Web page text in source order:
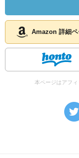
Amazon 詳細ペ
本ページはアフ